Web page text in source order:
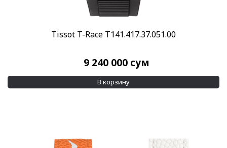
Tissot T-Race T141.417.37.051.00
9 240 000 сум
В корзину